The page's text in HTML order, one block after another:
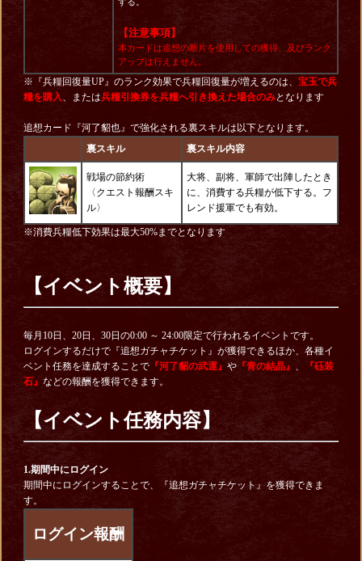
する。
【注意事項】
本カードは追想の断片を使用しての獲得、及びランク
アップは行えません。
※『兵糧回復量UP』のランク効果で兵糧回復量が増えるのは、 宝玉で兵
糧を購入、または兵糧引換券を兵糧へ引き換えた場合のみとなります
追想カード『河了貂也』で強化される裏スキルは以下となります。
裏スキル
裏スキル内容
戦場の節約術
〈クエスト報酬スキ
ル〉
大将、副将、軍師で出陣したとき
に、消費する兵糧が低下する。フ
レンド援軍でも有効。
※消費兵糧低下効果は最大50%までとなります
【イベント概要】
毎月10日、20日、30日の0:00 ～ 24:00限定で行われるイベントです。
ログインするだけで『追想ガチャチケット』が獲得できるほか、各種イ
ベント任務を達成することで『河了貂の武運』 や『青の結晶』 、
『砡装
石』 などの報酬を獲得できます。
【イベント任務内容】
1.期間中にログイン
期間中にログインすることで、『追想ガチャチケット』を獲得できま
す。
ログイン報酬